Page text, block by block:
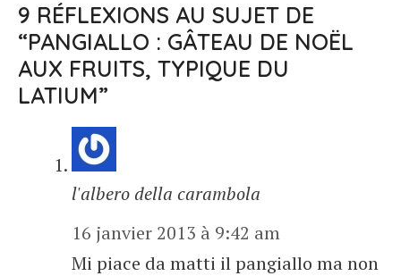
9 RÉFLEXIONS AU SUJET DE
“PANGIALLO : GÂTEAU DE NOËL
AUX FRUITS, TYPIQUE DU
LATIUM”
l'albero della carambola
16 janvier 2013 à 9:42 am
Mi piace da matti il pangiallo ma non